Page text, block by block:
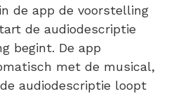
de app de voorstelling
de audiodescriptie
begint. De app
met de musical,
audiodescriptie loopt